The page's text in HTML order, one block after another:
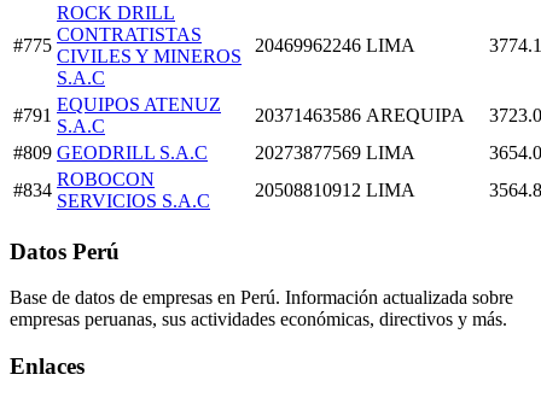
#775
ROCK DRILL
CONTRATISTAS
CIVILES Y MINEROS
S.A.C
20469962246 LIMA
#791
EQUIPOS ATENUZ
S.A.C
20371463586 AREQUIPA
#809 GEODRILL S.A.C 20273877569 LIMA
#834
ROBOCON
SERVICIOS S.A.C
20508810912 LIMA
Datos Perú
Base de datos de empresas en Perú. Información actualizada sobre
empresas peruanas, sus actividades económicas, directivos y más.
Enlaces